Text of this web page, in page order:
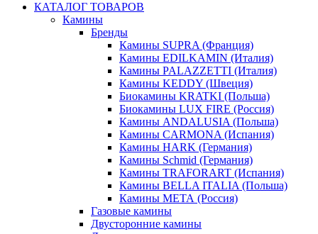
КАТАЛОГ ТОВАРОВ
Камины
Бренды
Камины SUPRA (Франция)
Камины EDILKAMIN (Италия)
Камины PALAZZETTI (Италия)
Камины KEDDY (Швеция)
Биокамины KRATKI (Польша)
Биокамины LUX FIRE (Россия)
Камины ANDALUSIA (Польша)
Камины CARMONA (Испания)
Камины HARK (Германия)
Камины Schmid (Германия)
Камины TRAFORART (Испания)
Камины BELLA ITALIA (Польша)
Камины МЕТА (Россия)
Газовые камины
Двусторонние камины